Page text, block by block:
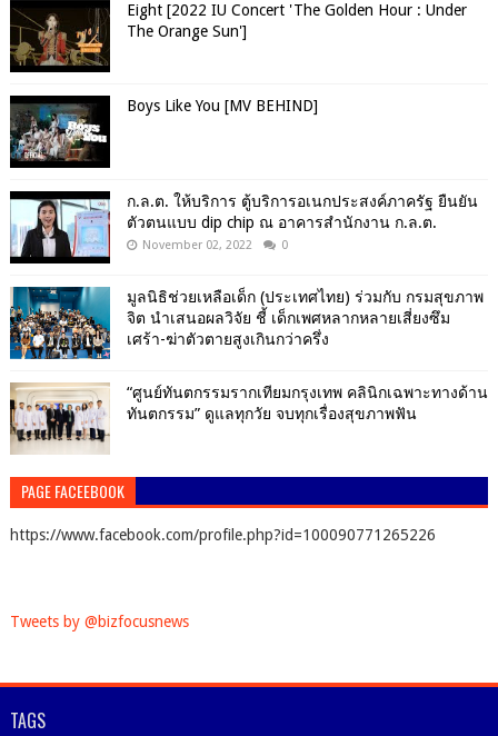
Eight [2022 IU Concert 'The Golden Hour : Under
The Orange Sun']
Boys Like You [MV BEHIND]
ก.ล.ต. ให้บริการ ตู้บริการอเนกประสงค์ภาครัฐ ยืนยัน
ตัวตนแบบ dip chip ณ อาคารสำนักงาน ก.ล.ต.
November 02, 2022 0
มูลนิธิช่วยเหลือเด็ก (ประเทศไทย) ร่วมกับ กรมสุขภาพ
จิต นำเสนอผลวิจัย ชี้ เด็กเพศหลากหลายเสี่ยงซึม
เศร้า-ฆ่าตัวตายสูงเกินกว่าครึ่ง
“ศูนย์ทันตกรรมรากเทียมกรุงเทพ คลินิกเฉพาะทางด้าน
ทันตกรรม” ดูแลทุกวัย จบทุกเรื่องสุขภาพฟัน
PAGE FACEEBOOK
https://www.facebook.com/profile.php?id=100090771265226
Tweets by @bizfocusnews
TAGS